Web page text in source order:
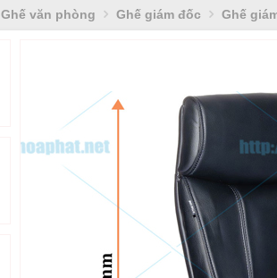
Ghế văn phòng Ghế giám đốc Ghế